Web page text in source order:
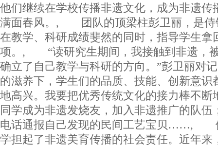
他们继续在学校传播非遗文化，成为非遗传
满面春风。, 团队的顶梁柱彭卫丽，是侍
在教学、科研成绩斐然的同时，指导学生拿
项。, “读研究生期间，我接触到非遗，
确立了自己教学与科研的方向。”彭卫丽对
的滋养下，学生们的品质、技能、创新意识
地高兴。我要把优秀传统文化的接力棒不
同学成为非遗发烧友，加入非遗推广的队伍
电话通报自己发现的民间工艺宝贝……,
学担起了非遗美育传播的社会责任。近年来